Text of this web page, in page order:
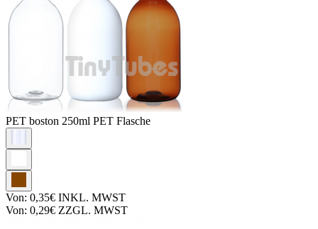
PET boston 250ml PET Flasche
Von: 0,35€ INKL. MWST
Von: 0,29€ ZZGL. MWST